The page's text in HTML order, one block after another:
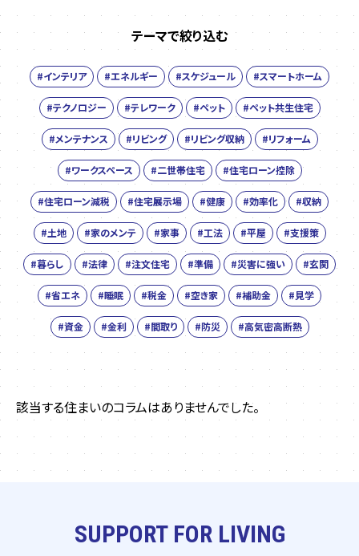
テーマで絞り込む
#インテリア #エネルギー #スケジュール #スマートホーム
#テクノロジー #テレワーク #ペット #ペット共生住宅
#メンテナンス #リビング #リビング収納 #リフォーム
#ワークスペース #二世帯住宅 #住宅ローン控除
#住宅ローン減税 #住宅展示場 #健康 #効率化 #収納
#土地 #家のメンテ #家事 #工法 #平屋 #支援策
#暮らし #法律 #注文住宅 #準備 #災害に強い #玄関
#省エネ #睡眠 #税金 #空き家 #補助金 #見学
#資金 #金利 #間取り #防災 #高気密高断熱
該当する住まいのコラムはありませんでした。
SUPPORT FOR LIVING